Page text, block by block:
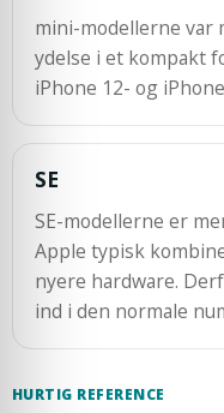
mini-modellerne var
ydelse i et kompakt
iPhone 12- og
SE
SE-modellerne er
Apple typisk
nyere hardware.
ind i den normale
HURTIG REFERENCE